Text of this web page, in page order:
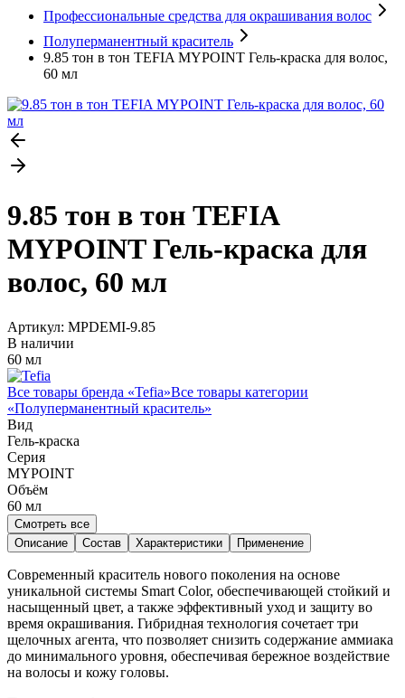
Профессиональные средства для окрашивания волос
Полуперманентный краситель
9.85 тон в тон TEFIA MYPOINT Гель-краска для волос,
60 мл
9.85 тон в тон TEFIA
MYPOINT Гель-краска для
волос, 60 мл
Артикул: MPDEMI-9.85
В наличии
60 мл
Все товары бренда «Tefia»Все товары категории
«Полуперманентный краситель»
Вид
Гель-краска
Серия
MYPOINT
Объём
60 мл
Смотреть все
Описание
Состав Характеристики Применение
Современный краситель нового поколения на основе
уникальной системы Smart Color, обеспечивающей стойкий и
насыщенный цвет, а также эффективный уход и защиту во
время окрашивания. Гибридная технология сочетает три
щелочных агента, что позволяет снизить содержание аммиака
до минимального уровня, обеспечивая бережное воздействие
на волосы и кожу головы.